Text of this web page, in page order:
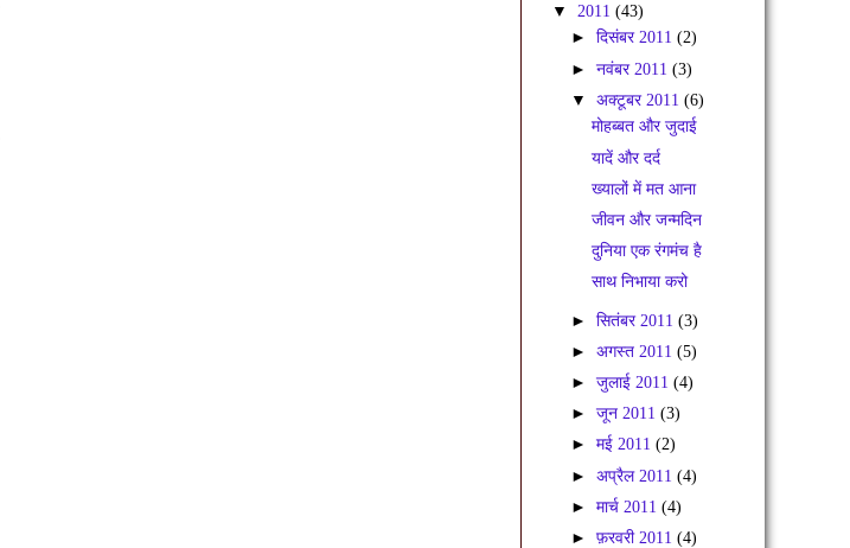
▼ 2011 (43)
►दिसंबर 2011(2)
►नवंबर 2011(3)
▼अक्टूबर 2011(6)
मोहब्बत और जुदाई
यादें और दर्द
ख्यालों में मत आना
जीवन और जन्मदिन
दुनिया एक रंगमंच है
साथ निभाया करो
►सितंबर 2011(3)
►अगस्त 2011(5)
►जुलाई 2011(4)
►जून 2011(3)
►मई 2011(2)
►अप्रैल 2011(4)
►मार्च 2011(4)
►फ़रवरी 2011(4)